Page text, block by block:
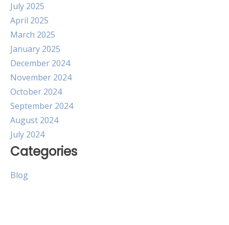
July 2025
April 2025
March 2025
January 2025
December 2024
November 2024
October 2024
September 2024
August 2024
July 2024
Categories
Blog